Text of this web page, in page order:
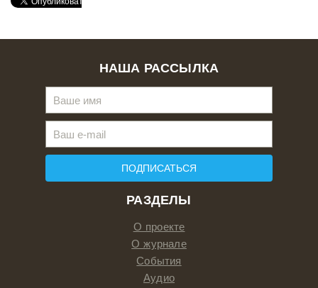
РАЗДЕЛЫ
О проекте
О журнале
События
Аудио
НАША РАССЫЛКА
ПОДПИСАТЬСЯ